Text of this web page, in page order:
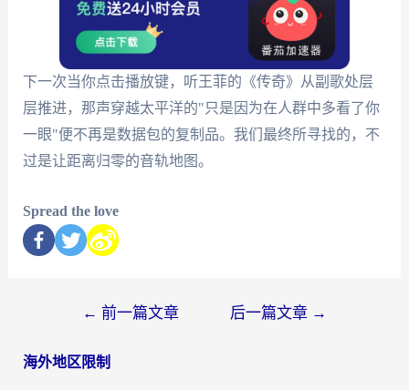
下一次当你点击播放键，听王菲的《传奇》从副歌处层
层推进，那声穿越太平洋的"只是因为在人群中多看了你
一眼"便不再是数据包的复制品。我们最终所寻找的，不
过是让距离归零的音轨地图。
Spread the love
← 前一篇文章 后一篇文章 →
海外地区限制